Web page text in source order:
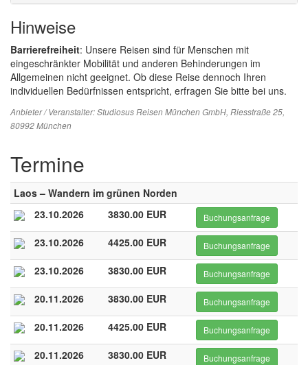
Hinweise
Barrierefreiheit: Unsere Reisen sind für Menschen mit
eingeschränkter Mobilität und anderen Behinderungen im
Allgemeinen nicht geeignet. Ob diese Reise dennoch Ihren
individuellen Bedürfnissen entspricht, erfragen Sie bitte bei uns.
Anbieter / Veranstalter:Studiosus Reisen München GmbH, Riesstraße 25,
80992 München
Termine
Laos – Wandern im grünen Norden
23.10.2026
3830.00 EUR Buchungsanfrage
23.10.2026 4425.00 EUR Buchungsanfrage
23.10.2026 3830.00 EUR Buchungsanfrage
20.11.2026 3830.00 EUR Buchungsanfrage
20.11.2026 4425.00 EUR Buchungsanfrage
20.11.2026 3830.00 EUR Buchungsanfrage